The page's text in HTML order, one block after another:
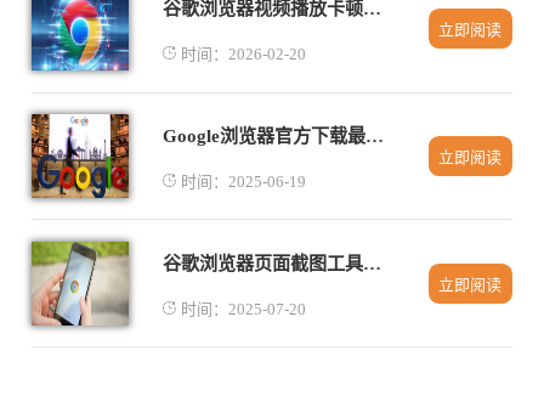
谷歌浏览器视频播放卡顿是网络问题吗
时间：2026-02-20
立即阅读
Google浏览器官方下载最新版本说明
时间：2025-06-19
立即阅读
谷歌浏览器页面截图工具实用教程
时间：2025-07-20
立即阅读